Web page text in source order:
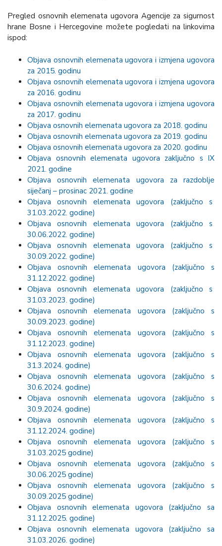
Pregled osnovnih elemenata ugovora Agencije za sigurnost
hrane Bosne i Hercegovine možete pogledati na linkovima
ispod:
Objava osnovnih elemenata ugovora i izmjena ugovora
za 2015. godinu
Objava osnovnih elemenata ugovora i izmjena ugovora
za 2016. godinu
Objava osnovnih elemenata ugovora i izmjena ugovora
za 2017. godinu
Objava osnovnih elemenata ugovora za 2018. godinu
Objava osnovnih elemenata ugovora za 2019. godinu
Objava osnovnih elemenata ugovora za 2020. godinu
Objava osnovnih elemenata ugovora zaključno s IX
2021. godine
Objava osnovnih elemenata ugovora za razdoblje
siječanj – prosinac 2021. godine
Objava osnovnih elemenata ugovora (zaključno s
31.03.2022. godine)
Objava osnovnih elemenata ugovora (zaključno s
30.06.2022. godine)
Objava osnovnih elemenata ugovora (zaključno s
30.09.2022. godine)
Objava osnovnih elemenata ugovora (zaključno s
31.12.2022. godine)
Objava osnovnih elemenata ugovora (zaključno s
31.03.2023. godine)
Objava osnovnih elemenata ugovora (zaključno s
30.09.2023. godine)
Objava osnovnih elemenata ugovora (zaključno s
31.12.2023. godine)
Objava osnovnih elemenata ugovora (zaključno s
31.3.2024. godine)
Objava osnovnih elemenata ugovora (zaključno s
30.6.2024. godine)
Objava osnovnih elemenata ugovora (zaključno s
30.9.2024. godine)
Objava osnovnih elemenata ugovora (zaključno s
31.12.2024. godine)
Objava osnovnih elemenata ugovora (zaključno s
31.03.2025 godine)
Objava osnovnih elemenata ugovora (zaključno s
30.06.2025 godine)
Objava osnovnih elemenata ugovora (zaključno s
30.09.2025 godine)
Objava osnovnih elemenata ugovora (zaključno sa
31.12.2025. godine)
Objava osnovnih elemenata ugovora (zaključno sa
31.03.2026. godine)